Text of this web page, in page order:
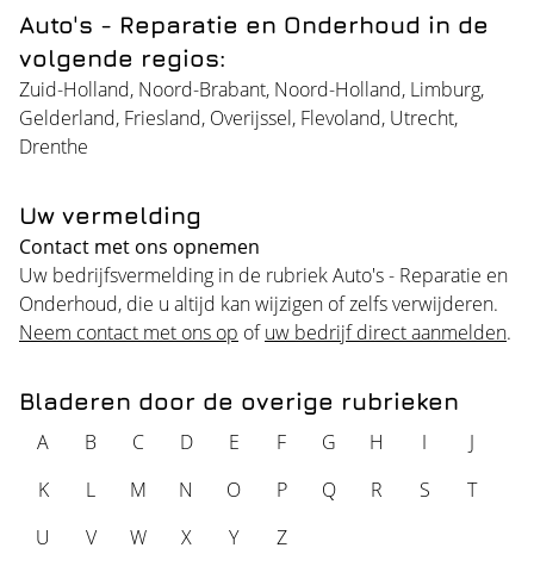
Auto's - Reparatie en Onderhoud in de
volgende regios:
Zuid-Holland, Noord-Brabant, Noord-Holland, Limburg,
Gelderland, Friesland, Overijssel, Flevoland, Utrecht,
Drenthe
Uw vermelding
Contact met ons opnemen
Uw bedrijfsvermelding in de rubriek Auto's - Reparatie en
Onderhoud, die u altijd kan wijzigen of zelfs verwijderen.
Neem contact met ons op ofuw bedrijf direct aanmelden.
Bladeren door de overige rubrieken
A B C D E F G H I
J
K
L M N O P Q R S
T
U
V W X Y Z